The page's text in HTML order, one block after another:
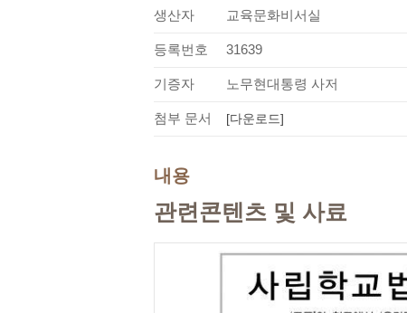
생산자 교육문화비서실
등록번호 31639
기증자 노무현대통령 사저
첨부 문서 [다운로드]
내용
관련콘텐츠 및 사료